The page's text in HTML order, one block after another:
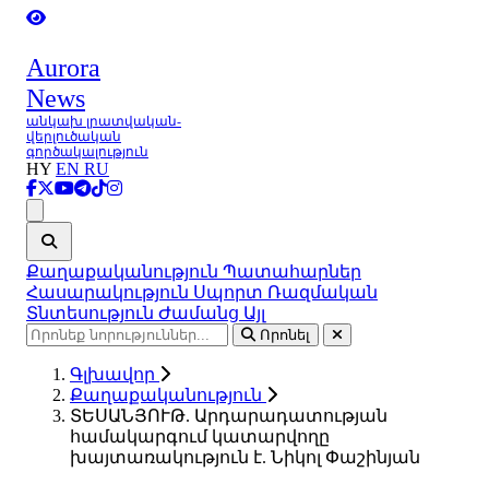
Aurora
News
անկախ լրատվական-
վերլուծական
գործակալություն
HY EN RU
Քաղաքականություն Պատահարներ
Հասարակություն Սպորտ Ռազմական
Տնտեսություն Ժամանց Այլ
Որոնել
Գլխավոր
Քաղաքականություն
ՏԵՍԱՆՅՈՒԹ. Արդարադատության
համակարգում կատարվողը
խայտառակություն է. Նիկոլ Փաշինյան